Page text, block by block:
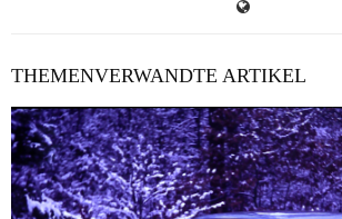
THEMENVERWANDTE ARTIKEL